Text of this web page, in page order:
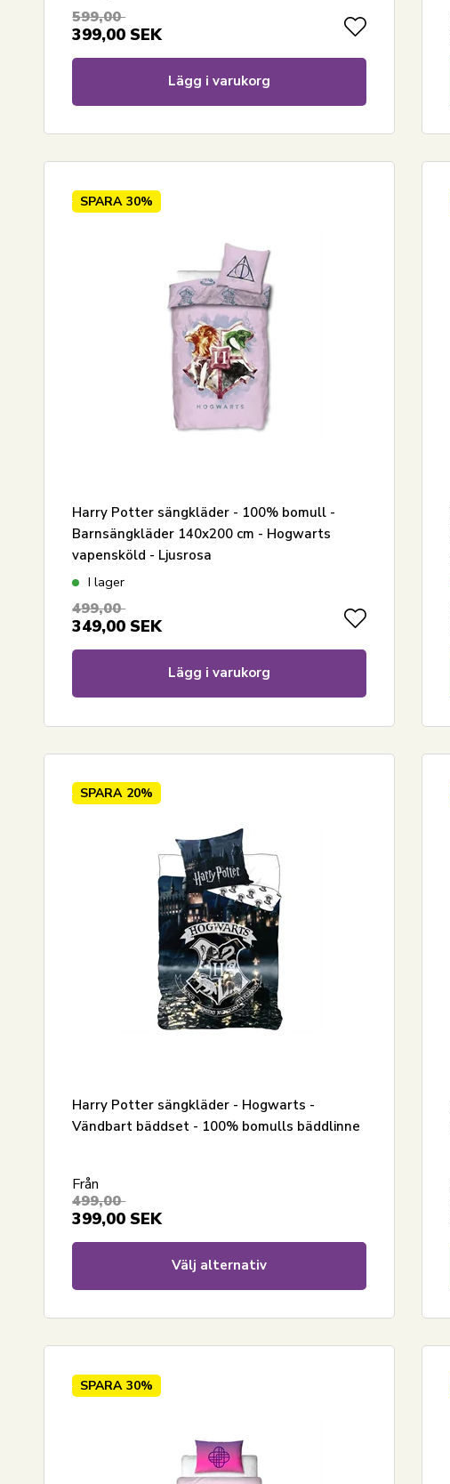
599,00
399,00 SEK
Lägg i varukorg
SPARA 30%
Harry Potter sängkläder - 100% bomull -
Barnsängkläder 140x200 cm - Hogwarts
vapensköld - Ljusrosa
I lager
499,00
349,00 SEK
Lägg i varukorg
SPARA 20%
Harry Potter sängkläder - Hogwarts -
Vändbart bäddset - 100% bomulls bäddlinne
Från
499,00
399,00 SEK
Välj alternativ
SPARA 30%